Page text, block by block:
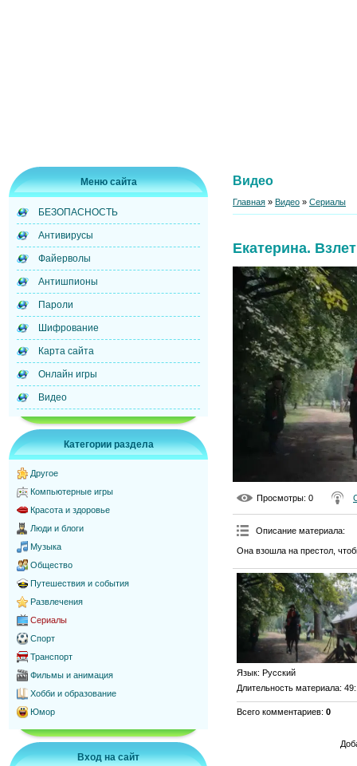
Меню сайта
БЕЗОПАСНОСТЬ
Антивирусы
Файерволы
Антишпионы
Пароли
Шифрование
Карта сайта
Онлайн игры
Видео
Категории раздела
Другое
Компьютерные игры
Красота и здоровье
Люди и блоги
Музыка
Общество
Путешествия и события
Развлечения
Сериалы
Спорт
Транспорт
Фильмы и анимация
Хобби и образование
Юмор
Вход на сайт
Видео
Главная » Видео » Сериалы
Екатерина.
Просмотры: 0
Описание материала:
Она взошла на престол,
Язык: Русский
Длительность материала:
Всего комментариев: 0